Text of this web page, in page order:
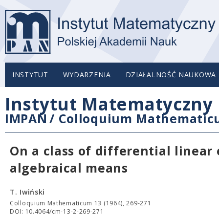
INSTYTUT WYDARZENIA DZIAŁALNOŚĆ NAUKOWA
Instytut
IMPAN / Colloquium
On a class of differential linear
algebraical means
T. Iwiński
Colloquium Mathematicum 13 (1964), 269-271
DOI: 10.4064/cm-13-2-269-271